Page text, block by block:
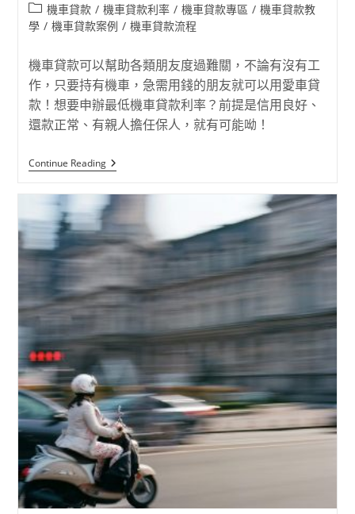
機車貸款 / 機車貸款利率 / 機車貸款專區 / 機車貸款教
學 / 機車貸款案例 / 機車貸款流程
機車貸款可以幫助各類朋友度過難關，不論有沒有工
作，只要持有機車，急需用錢的朋友就可以用愛車貸
款！想要申辦最低機車貸款利率？前提是信用良好、
還款正常、有親人擔任保人，就有可能呦！
Continue Reading